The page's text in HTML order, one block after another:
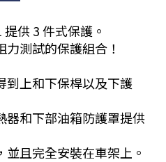
供 3 件式保護。
測試的保護組合！
到上和下保桿以及下護
器和下部油箱防護罩提供
且完全安裝在車架上。